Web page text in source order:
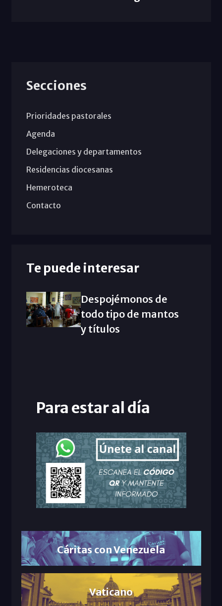
Secciones
Prioridades pastorales
Agenda
Delegaciones y departamentos
Residencias diocesanas
Hemeroteca
Contacto
Te puede interesar
Despojémonos de
todo tipo de mantos
y títulos
Para estar al día
Cáritas con Venezuela
Vaticano